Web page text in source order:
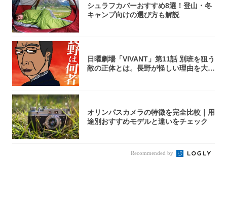
シュラフカバーおすすめ8選！登山・冬
キャンプ向けの選び方も解説
日曜劇場「VIVANT」第11話 別班を狙う
敵の正体とは。長野が怪しい理由を大
オリンパスカメラの特徴を完全比較｜用
途別おすすめモデルと違いをチェック
Recommended by